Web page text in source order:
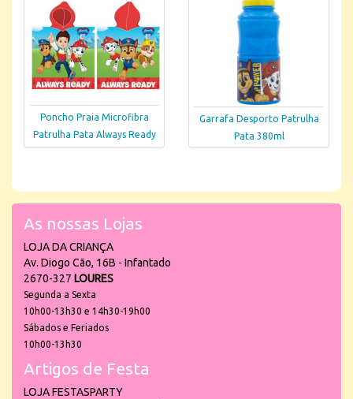
Poncho Praia Microfibra
Patrulha Pata Always Ready
Garrafa Desporto Patrulha
Pata 380ml
As nossas Lojas
LOJA DA CRIANÇA
Av. Diogo Cão, 16B - Infantado
2670-327 LOURES
Segunda a Sexta
10h00-13h30 e 14h30-19h00
Sábados e Feriados
10h00-13h30
Artigos de Festa
LOJA FESTASPARTY